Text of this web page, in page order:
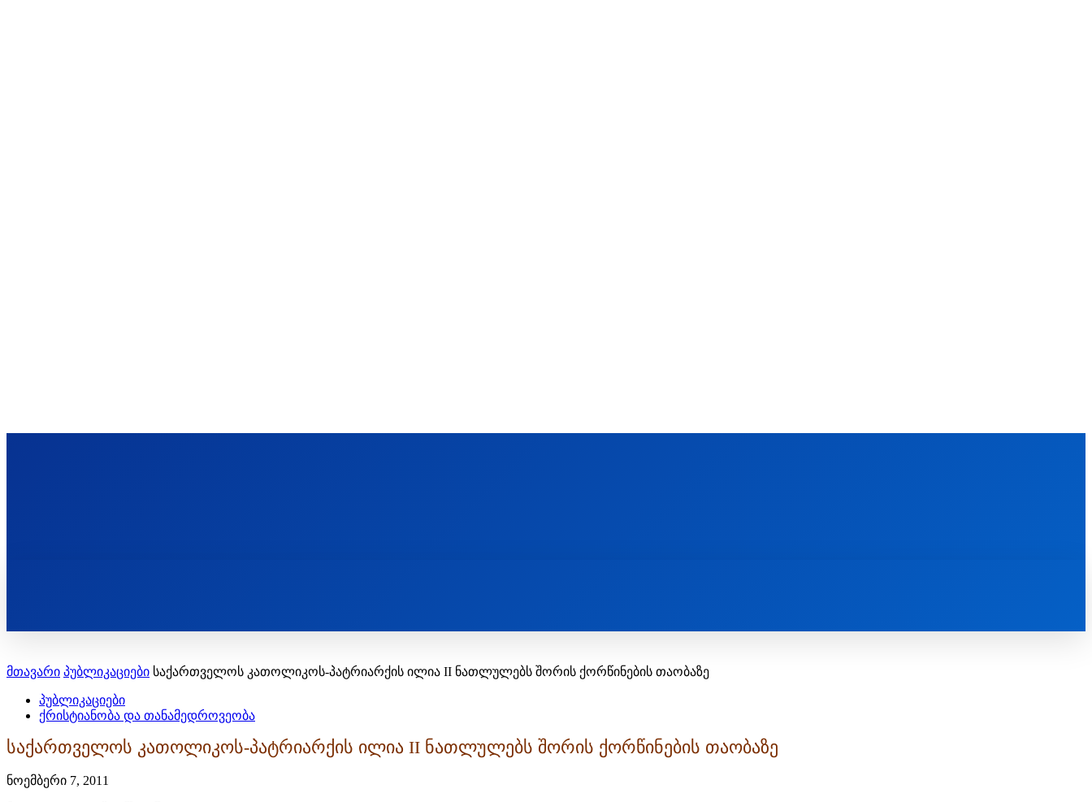
მთავარი პუბლიკაციები საქართველოს კათოლიკოს-პატრიარქის ილია II ნათლულებს შორის ქორწინების თაობაზე
პუბლიკაციები
ქრისტიანობა და თანამედროვეობა
საქართველოს კათოლიკოს-პატრიარქის ილია II ნათლულებს შორის ქორწინების თაობაზე
ნოემბერი 7, 2011